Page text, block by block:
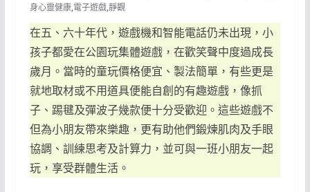
身心靈健康,電子遊戲,靜觀
在五、六十年代，遊戲機和智能電話仍未出現，小
孩子都愛在公園玩集體遊戲，在歡笑聲中度過成長
歲月。當時的童玩價格便宜、製法簡單，有些更是
就地取材或不用道具便能自創的有趣遊戲，像抓
子、踢毽及彈波子幾款便十分受歡迎。這些遊戲不
但為小朋友帶來樂趣，更有助他們鍛煉肌肉及手眼
協調、訓練思考及計算力，並可與一班小朋友一起
玩，享受群體生活。